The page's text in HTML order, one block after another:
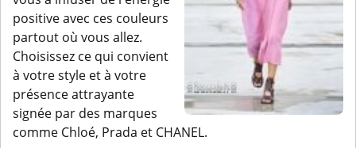
positive avec ces couleurs
partout où vous allez.
Choisissez ce qui convient
à votre style et à votre
présence attrayante
signée par des marques
comme Chloé, Prada et CHANEL.